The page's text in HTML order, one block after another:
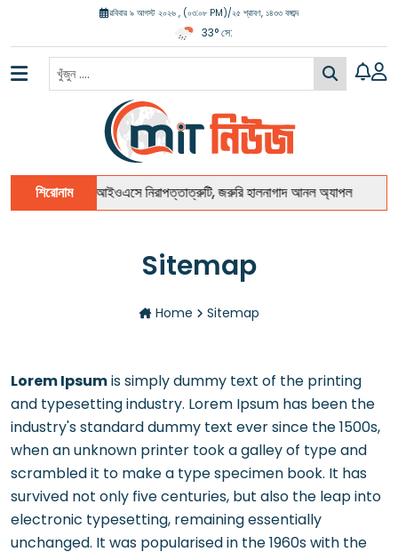
রবিবার ৯ আগস্ট ২০২৬ , (০৩:০৮ PM)/২৫ শ্রাবণ, ১৪৩৩ বঙ্গাব্দ
33° সে:
শিরোনাম আইওএসে নিরাপত্তাত্রুটি, জরুরি হালনাগাদ আনল অ্যাপল
Sitemap
Home Sitemap
Lorem Ipsumis simply dummy text of the printing
and typesetting industry. Lorem Ipsum has been the
industry's standard dummy text ever since the 1500s,
when an unknown printer took a galley of type and
scrambled it to make a type specimen book. It has
survived not only five centuries, but also the leap into
electronic typesetting, remaining essentially
unchanged. It was popularised in the 1960s with the